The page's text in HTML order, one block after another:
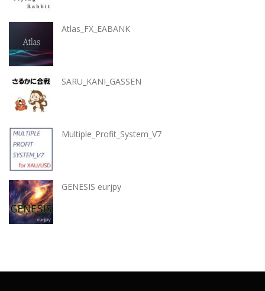
Atlas_FX_EABANK
SARU_KANI_GASSEN
Multiple_Profit_System_V7
GENESIS eurjpy